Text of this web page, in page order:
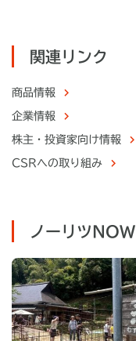
関連リンク
商品情報
企業情報
株主・ 投資家向け情報
CSRへの取り組み
ノーリツNOW